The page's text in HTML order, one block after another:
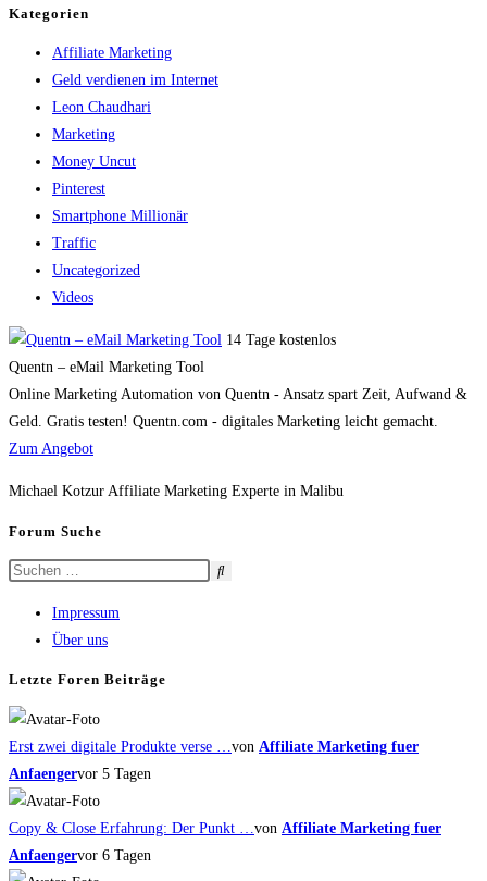
Kategorien
Affiliate Marketing
Geld verdienen im Internet
Leon Chaudhari
Marketing
Money Uncut
Pinterest
Smartphone Millionär
Traffic
Uncategorized
Videos
14 Tage kostenlos
Quentn – eMail Marketing Tool
Online Marketing Automation von Quentn - Ansatz spart Zeit, Aufwand &
Geld. Gratis testen! Quentn.com - digitales Marketing leicht gemacht.
Zum Angebot
Michael Kotzur Affiliate Marketing Experte in Malibu
Forum Suche
Impressum
Über uns
Letzte Foren Beiträge
Erst zwei digitale Produkte verse … von Affiliate Marketing fuer
Anfaengervor 5 Tagen
Copy & Close Erfahrung: Der Punkt … von Affiliate Marketing fuer
Anfaengervor 6 Tagen